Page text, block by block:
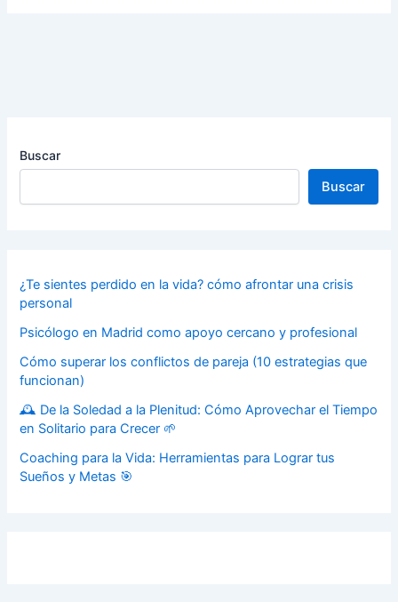
Buscar
Buscar
¿Te sientes perdido en la vida? cómo afrontar una crisis
personal
Psicólogo en Madrid como apoyo cercano y profesional
Cómo superar los conflictos de pareja (10 estrategias que
funcionan)
🕰️ De la Soledad a la Plenitud: Cómo Aprovechar el Tiempo
en Solitario para Crecer 🌱
Coaching para la Vida: Herramientas para Lograr tus
Sueños y Metas 🎯